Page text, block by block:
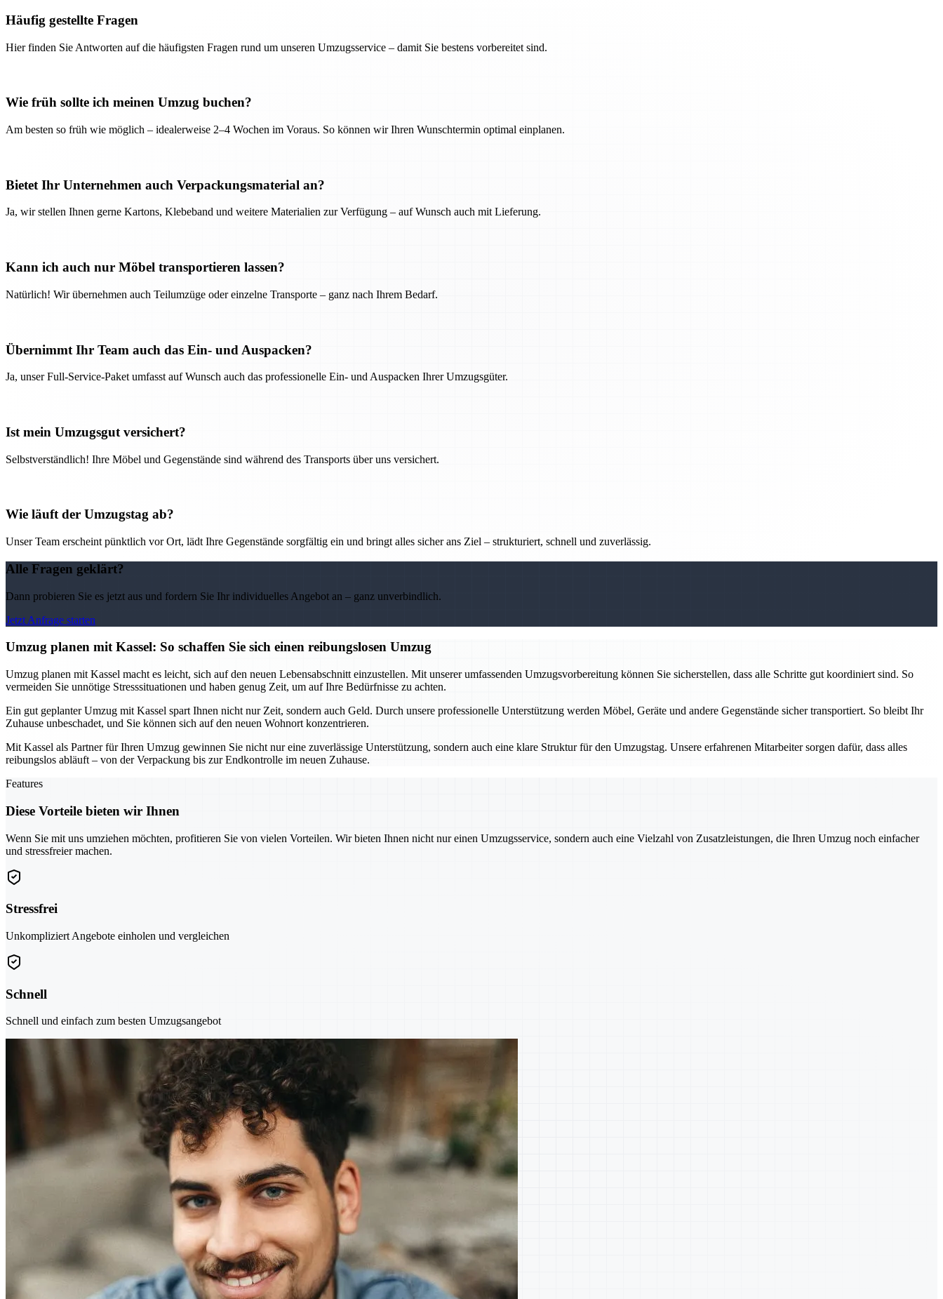
Häufig gestellte Fragen
Hier finden Sie Antworten auf die häufigsten Fragen rund um unseren Umzugsservice – damit Sie bestens vorbereitet sind.
Wie früh sollte ich meinen Umzug buchen?
Am besten so früh wie möglich – idealerweise 2–4 Wochen im Voraus. So können wir Ihren Wunschtermin optimal einplanen.
Bietet Ihr Unternehmen auch Verpackungsmaterial an?
Ja, wir stellen Ihnen gerne Kartons, Klebeband und weitere Materialien zur Verfügung – auf Wunsch auch mit Lieferung.
Kann ich auch nur Möbel transportieren lassen?
Natürlich! Wir übernehmen auch Teilumzüge oder einzelne Transporte – ganz nach Ihrem Bedarf.
Übernimmt Ihr Team auch das Ein- und Auspacken?
Ja, unser Full-Service-Paket umfasst auf Wunsch auch das professionelle Ein- und Auspacken Ihrer Umzugsgüter.
Ist mein Umzugsgut versichert?
Selbstverständlich! Ihre Möbel und Gegenstände sind während des Transports über uns versichert.
Wie läuft der Umzugstag ab?
Unser Team erscheint pünktlich vor Ort, lädt Ihre Gegenstände sorgfältig ein und bringt alles sicher ans Ziel – strukturiert, schnell und zuverlässig.
Alle Fragen geklärt?
Dann probieren Sie es jetzt aus und fordern Sie Ihr individuelles Angebot an – ganz unverbindlich.
Jetzt Anfrage starten
Umzug planen mit Kassel: So schaffen Sie sich einen reibungslosen Umzug
Umzug planen mit Kassel macht es leicht, sich auf den neuen Lebensabschnitt einzustellen. Mit unserer umfassenden Umzugsvorbereitung können Sie sicherstellen, dass alle Schritte gut koordiniert sind. So
vermeiden Sie unnötige Stresssituationen und haben genug Zeit, um auf Ihre Bedürfnisse zu achten.
Ein gut geplanter Umzug mit Kassel spart Ihnen nicht nur Zeit, sondern auch Geld. Durch unsere professionelle Unterstützung werden Möbel, Geräte und andere Gegenstände sicher transportiert. So bleibt Ihr
Zuhause unbeschadet, und Sie können sich auf den neuen Wohnort konzentrieren.
Mit Kassel als Partner für Ihren Umzug gewinnen Sie nicht nur eine zuverlässige Unterstützung, sondern auch eine klare Struktur für den Umzugstag. Unsere erfahrenen Mitarbeiter sorgen dafür, dass alles
reibungslos abläuft – von der Verpackung bis zur Endkontrolle im neuen Zuhause.
Features
Diese Vorteile bieten wir Ihnen
Wenn Sie mit uns umziehen möchten, profitieren Sie von vielen Vorteilen. Wir bieten Ihnen nicht nur einen Umzugsservice, sondern auch eine Vielzahl von Zusatzleistungen, die Ihren Umzug noch einfacher
und stressfreier machen.
Stressfrei
Unkompliziert Angebote einholen und vergleichen
Schnell
Schnell und einfach zum besten Umzugsangebot